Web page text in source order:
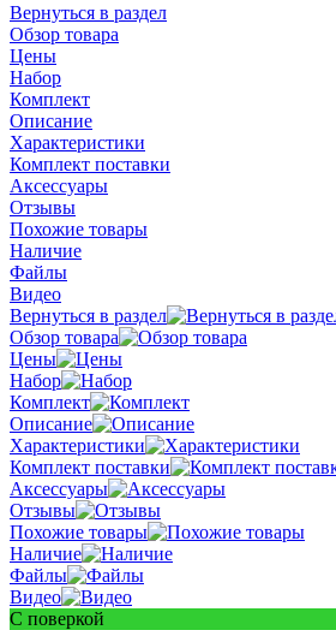
Вернуться в раздел
Обзор товара
Цены
Набор
Комплект
Описание
Характеристики
Комплект поставки
Аксессуары
Отзывы
Похожие товары
Наличие
Файлы
Видео
Вернуться в раздел
Обзор товара
Цены
Набор
Комплект
Описание
Характеристики
Комплект поставки
Аксессуары
Отзывы
Похожие товары
Наличие
Файлы
Видео
С поверкой